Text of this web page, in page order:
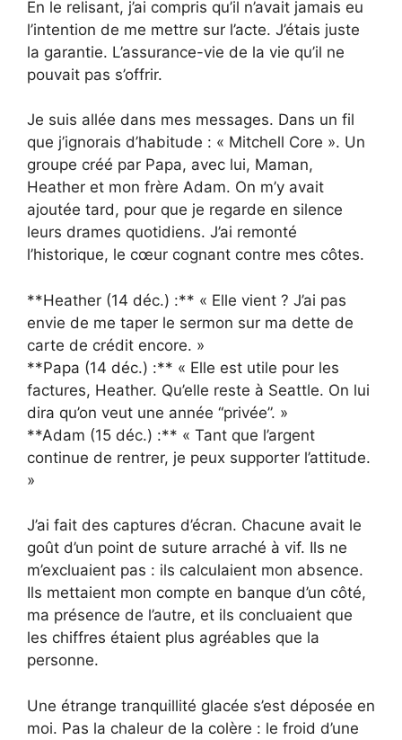
En le relisant, j’ai compris qu’il n’avait jamais eu
l’intention de me mettre sur l’acte. J’étais juste
la garantie. L’assurance-vie de la vie qu’il ne
pouvait pas s’offrir.
Je suis allée dans mes messages. Dans un fil
que j’ignorais d’habitude : « Mitchell Core ». Un
groupe créé par Papa, avec lui, Maman,
Heather et mon frère Adam. On m’y avait
ajoutée tard, pour que je regarde en silence
leurs drames quotidiens. J’ai remonté
l’historique, le cœur cognant contre mes côtes.
**Heather (14 déc.) :** « Elle vient ? J’ai pas
envie de me taper le sermon sur ma dette de
carte de crédit encore. »
**Papa (14 déc.) :** « Elle est utile pour les
factures, Heather. Qu’elle reste à Seattle. On lui
dira qu’on veut une année “privée”. »
**Adam (15 déc.) :** « Tant que l’argent
continue de rentrer, je peux supporter l’attitude.
»
J’ai fait des captures d’écran. Chacune avait le
goût d’un point de suture arraché à vif. Ils ne
m’excluaient pas : ils calculaient mon absence.
Ils mettaient mon compte en banque d’un côté,
ma présence de l’autre, et ils concluaient que
les chiffres étaient plus agréables que la
personne.
Une étrange tranquillité glacée s’est déposée en
moi. Pas la chaleur de la colère : le froid d’une